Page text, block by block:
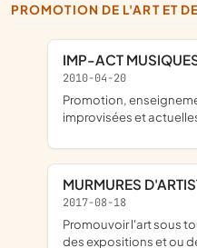
PROMOTION DE L'ART ET
IMP-ACT
2010-04-20
promotion, enseignement et diffusion des musiques
improvisées et
MURMURES
2017-08-18
promouvoir l'art sous toutes ses formes ; participer à
des expositions et ou